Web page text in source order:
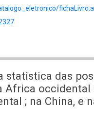
statistica das
Africa occidental
; na China, e